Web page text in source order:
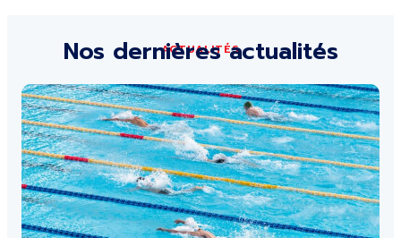
ACTUALITÉS
Nos dernières actualités